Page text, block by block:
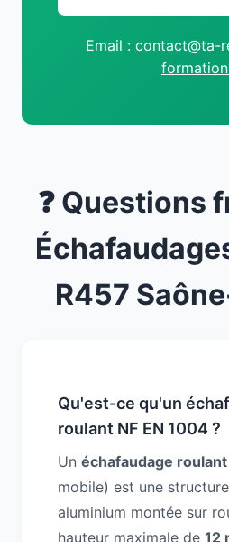
Email : contact@ta-
❓ Questions
R457
Qu'est-ce qu'un
roulant NF EN 1004 ?
Un échafaudage roulant
mobile) est une
aluminium montée sur
hauteur maximale de 12